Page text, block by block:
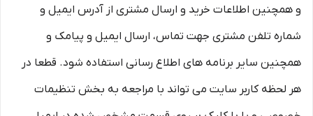
و همچنین اطلاعات خرید و ارسال مشتری از آدرس ایمیل و
شماره تلفن مشتری جهت تماس، ارسال ایمیل و پیامک و
همچنین سایر برنامه های اطلاع رسانی استفاده شود. قطعا در
هر لحظه کاربر سایت می تواند با مراجعه به بخش تنظیمات